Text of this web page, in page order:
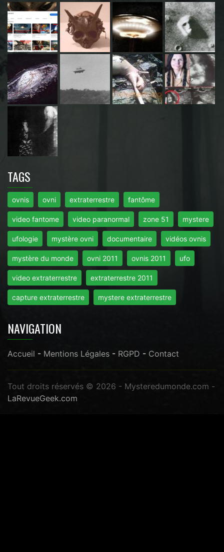
TAGS
ovnis ovni extraterrestre fantôme
video fantome video paranormal zone 51 mystere
ufologie mystère ovni documentaire vidéos ovnis
mystère du monde ovni 2011 ovnis 2011 ufo
video extraterrestre extraterrestre 2011
capture extraterrestre mystere extraterrestre
NAVIGATION
Accueil - Mentions Légales - RGPD - Contact
Tout droits réservés © 2026 - Mysteredumonde.com -
LaRevueGeek.com